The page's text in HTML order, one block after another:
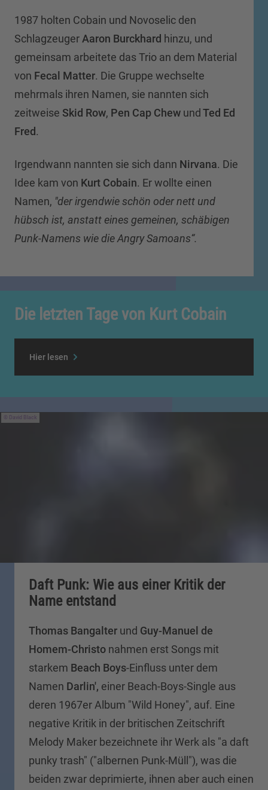
1987 holten Cobain und Novoselic den
SchlagzeugerAaron Burckhard hinzu, und
gemeinsam arbeitete das Trio an dem Material
von Fecal Matter. Die Gruppe wechselte
mehrmals ihren Namen, sie nannten sich
zeitweise Skid Row, Pen Cap Chew und Ted Ed
Fred.
Irgendwann nannten sie sich dann Nirvana. Die
Idee kam von Kurt Cobain. Er wollte einen
Namen, "der irgendwie schön oder nett und
hübsch ist, anstatt eines gemeinen, schäbigen
Punk-Namens wie die Angry Samoans“.
Die letzten Tage von Kurt Cobain
Hier lesen
David Black
Daft Punk: Wie aus einer Kritik der
Name entstand
Thomas Bangalter und Guy-Manuel de
Homem-Christo nahmen erst Songs mit
starkem Beach Boys-Einfluss unter dem
Namen Darlin', einer Beach-Boys-Single aus
deren 1967er Album "Wild Honey", auf. Eine
negative Kritik in der britischen Zeitschrift
Melody Maker bezeichnete ihr Werk als "a daft
punky trash" ("albernen Punk-Müll"), was die
beiden zwar deprimierte, ihnen aber auch einen